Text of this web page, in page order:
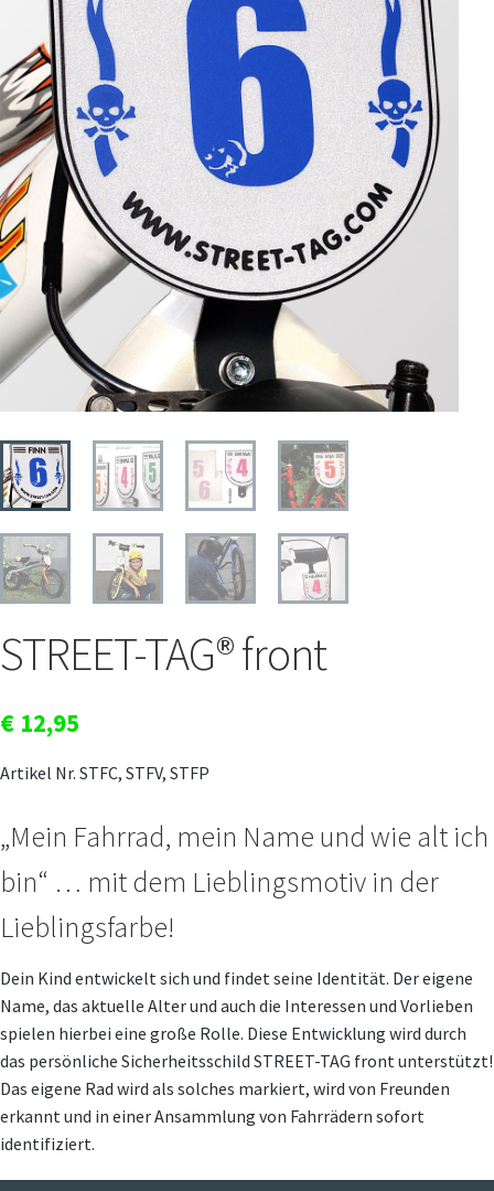
STREET-TAG® Ersatz-Folien
Händler
Über Happy Wheel
Wer ist SPOOKY?
Philosophie
Geschichte
Kontakt
Mein Konto
STREET-TAG® front
€ 12,95
Artikel Nr. STFC, STFV, STFP
„Mein Fahrrad, mein Name und wie alt ich
bin“ … mit dem Lieblingsmotiv in der
Lieblingsfarbe!
Dein Kind entwickelt sich und findet seine Identität. Der eigene
Name, das aktuelle Alter und auch die Interessen und Vorlieben
spielen hierbei eine große Rolle. Diese Entwicklung wird durch
das persönliche Sicherheitsschild STREET-TAG front unterstützt!
Das eigene Rad wird als solches markiert, wird von Freunden
erkannt und in einer Ansammlung von Fahrrädern sofort
identifiziert.